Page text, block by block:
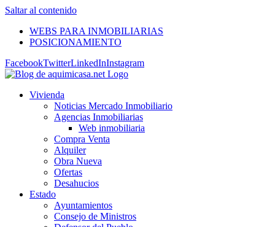
Saltar al contenido
WEBS PARA INMOBILIARIAS
POSICIONAMIENTO
FacebookTwitterLinkedInInstagram
Vivienda
Noticias Mercado Inmobiliario
Agencias Inmobiliarias
Web inmobiliaria
Compra Venta
Alquiler
Obra Nueva
Ofertas
Desahucios
Estado
Ayuntamientos
Consejo de Ministros